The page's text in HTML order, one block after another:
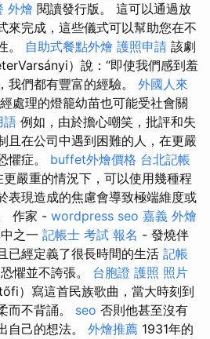
外燴 閱讀發行版。 這可以通過放
來完成，這些儀式可以幫助您在不
。 自助式餐點外燴 護照申請 該劇
）說：“即使我們感到羞
我們都有豐富的經驗。 外國人來
處理的燈籠幼苗也可能受社會關
語 例如，由於擔心嘲笑，批評和失
且在公司中遇到困難的人，在更嚴
懼症。 buffet外燴價格 台北記帳
更嚴重的情況下，可以使用幾種程
表現造成的焦慮會導致極端維度或
作家 - wordpress seo 嘉義 外燴
之一 記帳士 考試 報名 - 發燒伴
已經定義了很長時間的生活 記帳
懼並不誇張。 台胞證 護照 照片
）寫這首民族歌曲，當大時刻到
而不背誦。 seo 否則他甚至沒有
自己的想法。 外燴推薦 1931年的